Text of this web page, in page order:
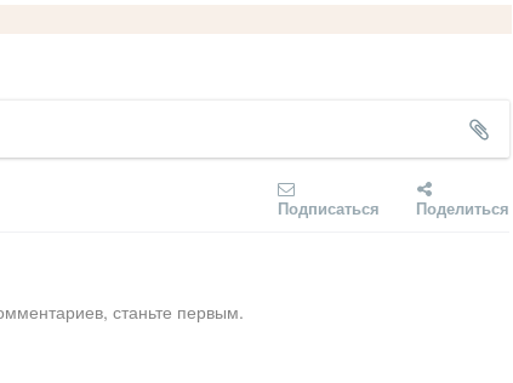
Подписаться Поделиться
станьте первым.